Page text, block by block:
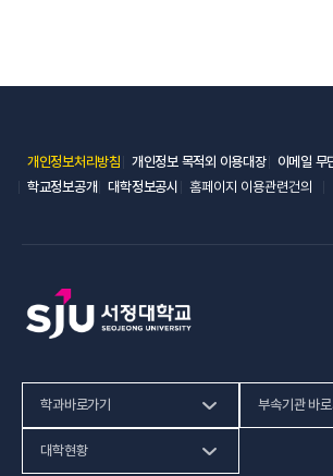
개인정보처리방침(새 창 열림)
개인정보 목적외 이용대장(새 창 열림)
이메일 무
학교정보공개(새 창 열림)
대학정보공시(새 창 열림)
홈페이지 이용관련건의
학과바로가기
인문사회계열
부속기관 바
대학현황